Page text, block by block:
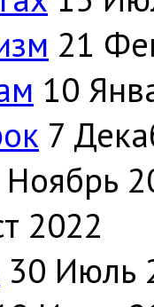
21
10
7
2022
30 Июль